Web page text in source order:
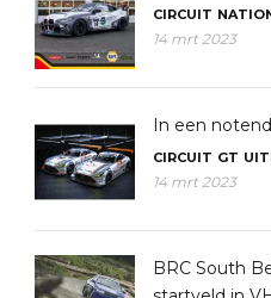
CIRCUIT
14 mrt 2023
In een
CIRCUIT GT
14 mrt 2023
BRC South